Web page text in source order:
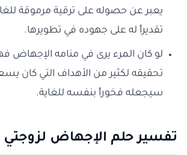
يعبر عن حصوله على ترقية مرموقة
تقديراً له على جهوده في تطويرها.
لو كان المرء يرى في منامه الإجهاض
تحقيقه لكثير من الأهداف التي كان
سيجعله فخوراً بنفسه للغاية.
تفسير حلم الإجهاض لزوجتي